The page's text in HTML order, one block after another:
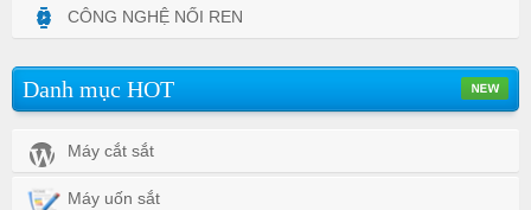
CÔNG NGHỆ NỐI REN
Danh mục HOT
Máy cắt sắt
Máy uốn sắt